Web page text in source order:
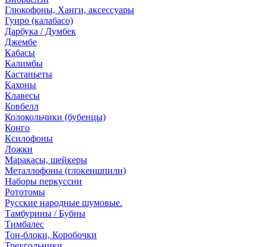
Глюкофоны, Ханги, аксессуары
Гуиро (калабасо)
Дарбука / Думбек
Джембе
Кабасы
Калимбы
Кастаньеты
Кахоны
Клавесы
Ковбелл
Колокольчики (бубенцы)
Конго
Ксилофоны
Ложки
Маракасы, шейкеры
Металлофоны (глокеншпили)
Наборы перкуссии
Рототомы
Русские народные шумовые.
Тамбурины / Бубны
Тимбалес
Тон-блоки, Коробочки